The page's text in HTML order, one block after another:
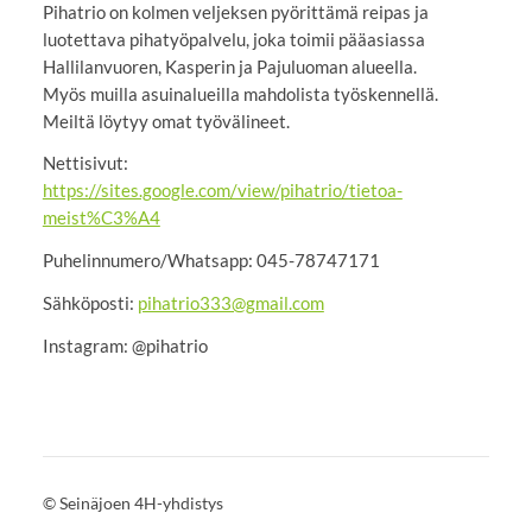
Pihatrio on kolmen veljeksen pyörittämä reipas ja
luotettava pihatyöpalvelu, joka toimii pääasiassa
Hallilanvuoren, Kasperin ja Pajuluoman alueella.
Myös muilla asuinalueilla mahdolista työskennellä.
Meiltä löytyy omat työvälineet.
Nettisivut:
https://sites.google.com/view/pihatrio/tietoa-
meist%C3%A4
Puhelinnumero/Whatsapp: 045-78747171
Sähköposti: pihatrio333@gmail.com
Instagram: @pihatrio
©Seinäjoen 4H-yhdistys